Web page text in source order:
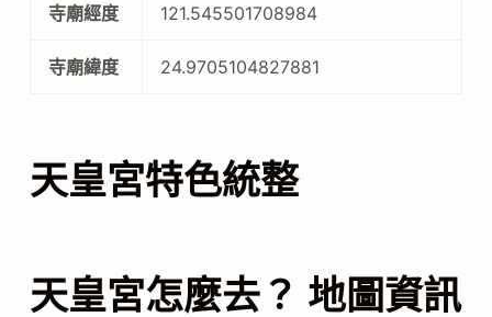
寺廟經度 121.545501708984
寺廟緯度 24.9705104827881
天皇宮特色統整
天皇宮怎麼去？ 地圖資訊